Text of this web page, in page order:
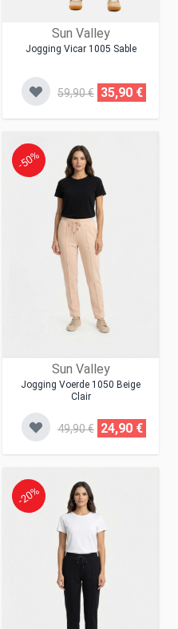
Sun Valley
Jogging Vicar 1005 Sable
59,90 € 35,90 €
Sun Valley
Jogging Voerde 1050 Beige
Clair
-50%
49,90 € 24,90 €
-20%